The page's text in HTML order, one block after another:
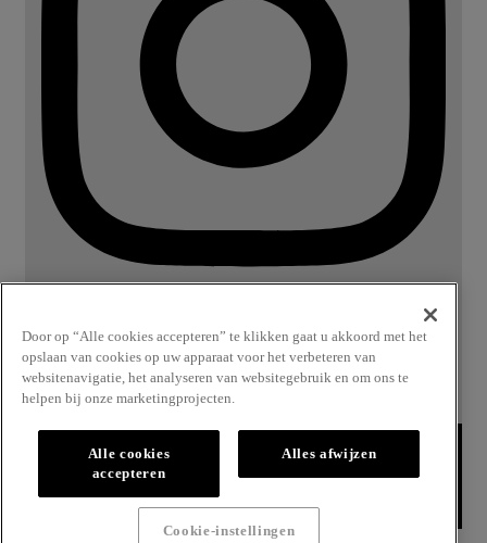
info@billbo-outlet.be
T 0499 99 17 79
PrivacybeleidRetourneren
© B.I.L.B.B.O – Outlet
Site by Ferm
Door op “Alle cookies accepteren” te klikken gaat u akkoord met het
opslaan van cookies op uw apparaat voor het verbeteren van
websitenavigatie, het analyseren van websitegebruik en om ons te
helpen bij onze marketingprojecten.
Alle cookies
accepteren
Alles afwijzen
Cookie-instellingen